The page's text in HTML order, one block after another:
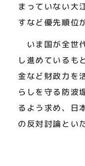
まっていない大
すなど優先順位
いま国が全世
し進めているも
金など財政力を
らしを守る防波
るよう求め、日
の反対討論とい